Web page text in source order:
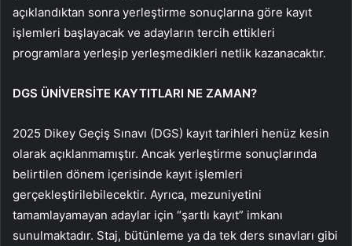
açıklandıktan sonra yerleştirme sonuçlarına göre kayıt
işlemleri başlayacak ve adayların tercih ettikleri
programlara yerleşip yerleşmedikleri netlik kazanacaktır.
DGS ÜNİVERSİTE KAYTITLARI NE ZAMAN?
2025 Dikey Geçiş Sınavı (DGS) kayıt tarihleri henüz kesin
olarak açıklanmamıştır. Ancak yerleştirme sonuçlarında
belirtilen dönem içerisinde kayıt işlemleri
gerçekleştirilebilecektir. Ayrıca, mezuniyetini
tamamlayamayan adaylar için “şartlı kayıt” imkanı
sunulmaktadır. Staj, bütünleme ya da tek ders sınavları gibi